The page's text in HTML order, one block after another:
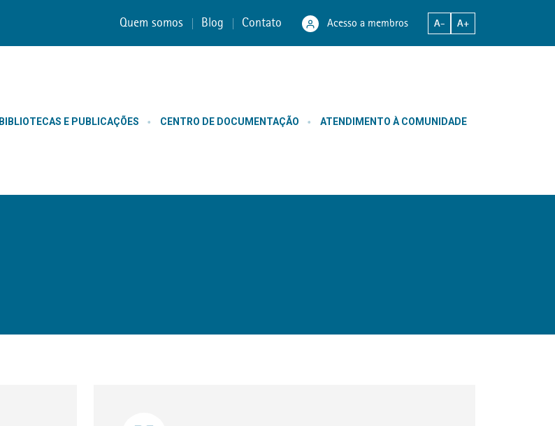
Quem somos Blog Contato Acesso a membros A- A+
BIBLIOTECAS E PUBLICAÇÕES CENTRO DE DOCUMENTAÇÃO ATENDIMENTO À COMUNIDADE